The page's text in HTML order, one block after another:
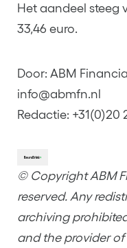
Het aandeel steeg
33,46 euro.
Door: ABM
info@abmfn.nl
Redactie: +31(0)20
© Copyright ABM
reserved. Any
archiving
and the provider